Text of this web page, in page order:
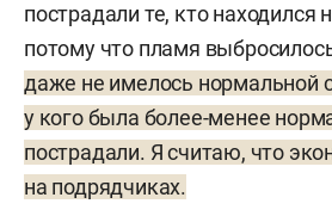
пострадали те, кто находился
потому что пламя
даже не имелось нормальной
у кого была более-менее
пострадали. Я считаю, что
на подрядчиках.